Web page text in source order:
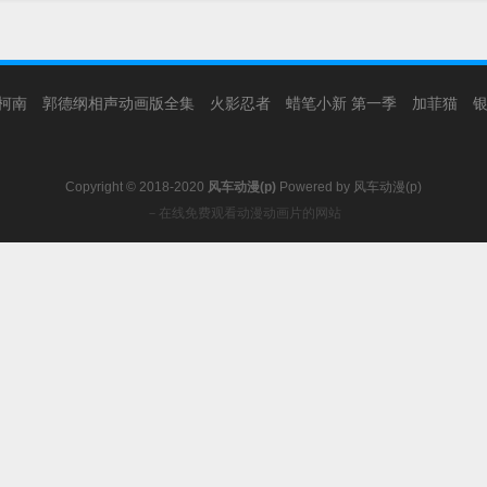
南 郭德纲相声动画版全集 火影忍者 蜡笔小新 第一季 加菲猫
Copyright © 2018-2020 风车动漫(p) Powered by 风车动漫(p)
－在线免费观看动漫动画片的网站